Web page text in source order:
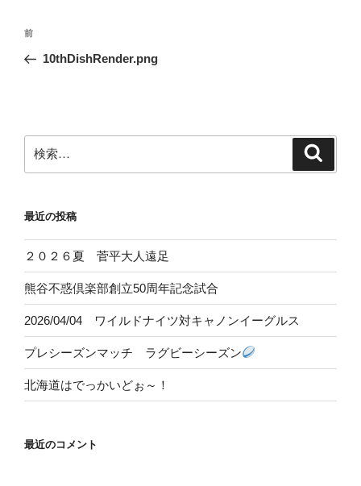
投
ナ
ー
シ
前
の
前
10thDishRender.png
索:
最近の投稿
２０２６夏 菅平大人遠足
熊谷不惑倶楽部創立50周年記念試合
2026/04/04 ワイルドナイツ対キャノンイーグルス
プレシーズンマッチ ラグビーシーズン
北海道はでっかいどぉ～！
最近のコメント